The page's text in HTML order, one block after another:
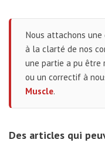
Nous attachons
à la clarté de nos
une partie a pu être
ou un correctif à
Muscle.
Des articles qui